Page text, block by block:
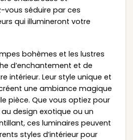
vous séduire par ces
qui illumineront votre
bohèmes et les lustres
d’enchantement et de
intérieur. Leur style unique et
une ambiance magique
pièce. Que vous optiez pour
design exotique ou un
ces luminaires peuvent
styles d’intérieur pour